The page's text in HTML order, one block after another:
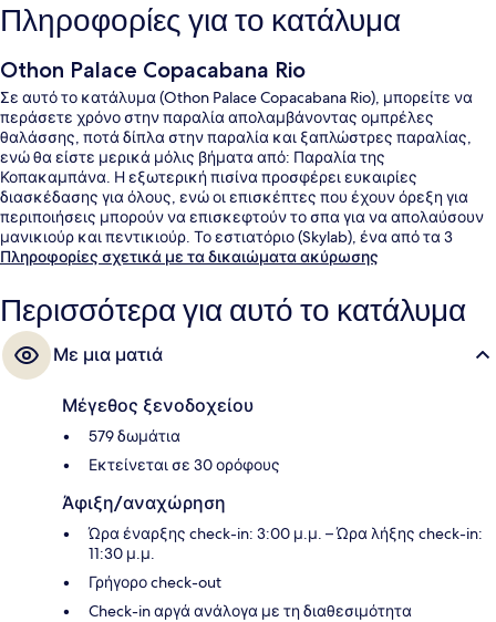
Πληροφορίες για το κατάλυμα
Othon Palace Copacabana Rio
Σε αυτό το κατάλυμα (Othon Palace Copacabana Rio), μπορείτε να
περάσετε χρόνο στην παραλία απολαμβάνοντας ομπρέλες
θαλάσσης, ποτά δίπλα στην παραλία και ξαπλώστρες παραλίας,
ενώ θα είστε μερικά μόλις βήματα από: Παραλία της
Κοπακαμπάνα. Η εξωτερική πισίνα προσφέρει ευκαιρίες
διασκέδασης για όλους, ενώ οι επισκέπτες που έχουν όρεξη για
περιποιήσεις μπορούν να επισκεφτούν το σπα για να απολαύσουν
μανικιούρ και πεντικιούρ. Το εστιατόριο (Skylab), ένα από τα 3
εστιατόρια, σερβίρει διεθνής κουζίνα και είναι ανοικτό για πρωινό,
κλαμπ για παιδιά και γυμναστήριο. Άλλοι ταξιδιώτες λατρεύουν το
εξυπηρετικό προσωπικό και την παραλιακή του θέση. Τα μέσα
μαζικής μεταφοράς είναι σε πολύ κοντινή απόσταση με τα πόδια:
το σημείο επιβίβασης Σταθμός Cantagalo βρίσκεται σε απόσταση 7
λεπτών και το σημείο επιβίβασης Σταθμός Εστασάο 1 Τραμ
βρίσκεται σε απόσταση 11 λεπτών.
Πληροφορίες σχετικά με τα δικαιώματα ακύρωσης
Περισσότερα για αυτό το κατάλυμα
Με μια ματιά
Μέγεθος ξενοδοχείου
579 δωμάτια
Εκτείνεται σε 30 ορόφους
Άφιξη/αναχώρηση
Ώρα έναρξης check-in: 3:00 μ.μ. – Ώρα λήξης check-in:
11:30 μ.μ.
Γρήγορο check-out
Check-in αργά ανάλογα με τη διαθεσιμότητα